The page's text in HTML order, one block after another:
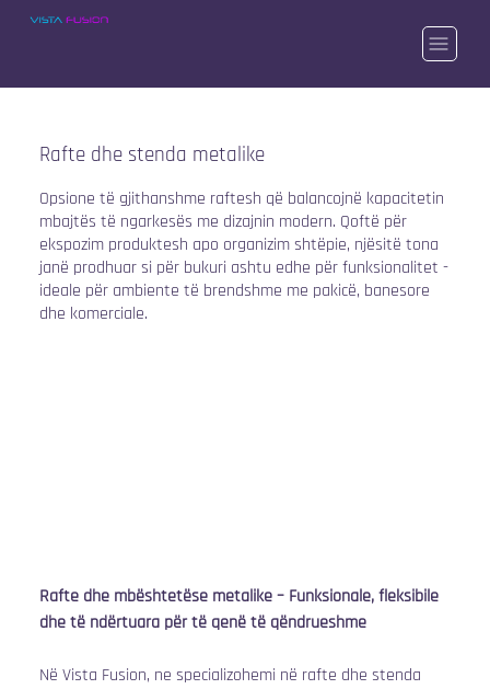
Rafte dhe stenda metalike
Opsione të gjithanshme raftesh që balancojnë kapacitetin
mbajtës të ngarkesës me dizajnin modern. Qoftë për
ekspozim produktesh apo organizim shtëpie, njësitë tona
janë prodhuar si për bukuri ashtu edhe për funksionalitet -
ideale për ambiente të brendshme me pakicë, banesore
dhe komerciale.
Rafte dhe mbështetëse metalike – Funksionale, fleksibile
dhe të ndërtuara për të qenë të qëndrueshme
Në Vista Fusion, ne specializohemi në rafte dhe stenda